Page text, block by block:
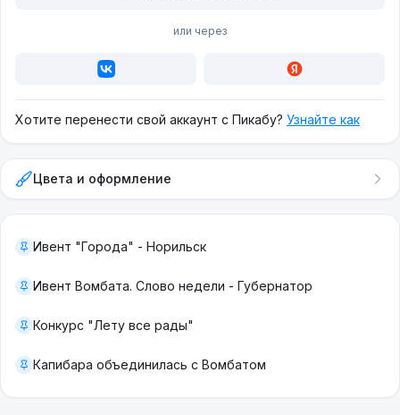
или через
Хотите перенести свой аккаунт с Пикабу? Узнайте как
Цвета и оформление
Ивент "Города" - Норильск
Ивент Вомбата. Слово недели - Губернатор
Конкурс "Лету все рады"
Капибара объединилась с Вомбатом